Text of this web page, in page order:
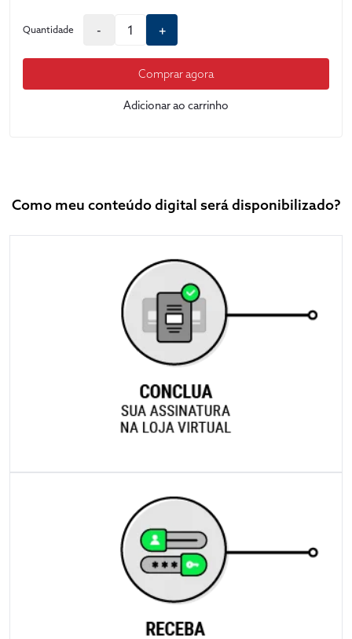
Quantidade - +
Comprar agora
Adicionar ao carrinho
Como meu conteúdo digital será disponibilizado?